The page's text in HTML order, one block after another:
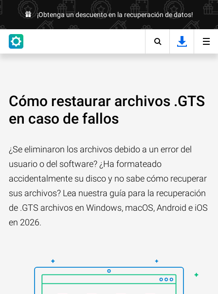
¡Obtenga un descuento en la recuperación de datos!
Cómo restaurar archivos .GTS
en caso de fallos
¿Se eliminaron los archivos debido a un error del
usuario o del software? ¿Ha formateado
accidentalmente su disco y no sabe cómo recuperar
sus archivos? Lea nuestra guía para la recuperación
de .GTS archivos en Windows, macOS, Android e iOS
en 2026.